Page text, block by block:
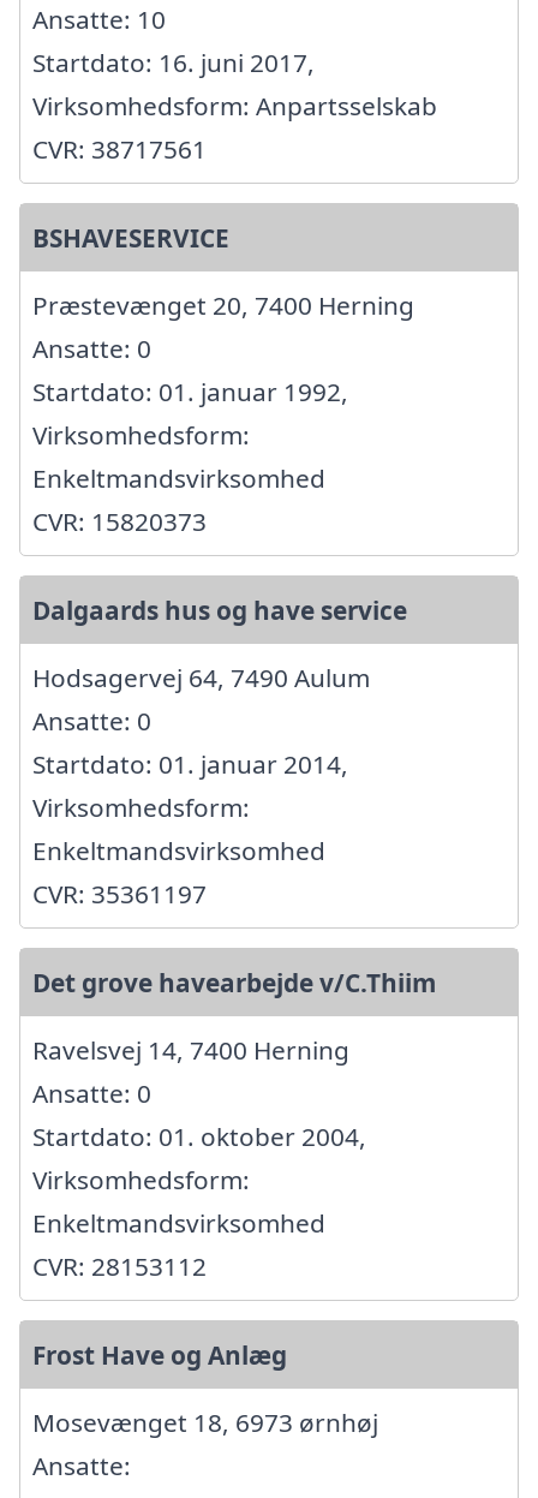
Ansatte: 10
Startdato: 16. juni 2017,
Virksomhedsform: Anpartsselskab
CVR: 38717561
BSHAVESERVICE
Præstevænget 20, 7400 Herning
Ansatte: 0
Startdato: 01. januar 1992,
Virksomhedsform:
Enkeltmandsvirksomhed
CVR: 15820373
Dalgaards hus og have service
Hodsagervej 64, 7490 Aulum
Ansatte: 0
Startdato: 01. januar 2014,
Virksomhedsform:
Enkeltmandsvirksomhed
CVR: 35361197
Det grove havearbejde v/C.Thiim
Ravelsvej 14, 7400 Herning
Ansatte: 0
Startdato: 01. oktober 2004,
Virksomhedsform:
Enkeltmandsvirksomhed
CVR: 28153112
Frost Have og Anlæg
Mosevænget 18, 6973 ørnhøj
Ansatte: